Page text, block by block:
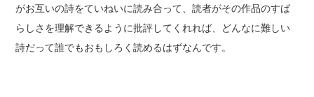
がお互いの詩をていねいに読み合って、読者がその作品のすば
らしさを理解できるように批評してくれれば、どんなに難しい
詩だって誰でもおもしろく読めるはずなんです。